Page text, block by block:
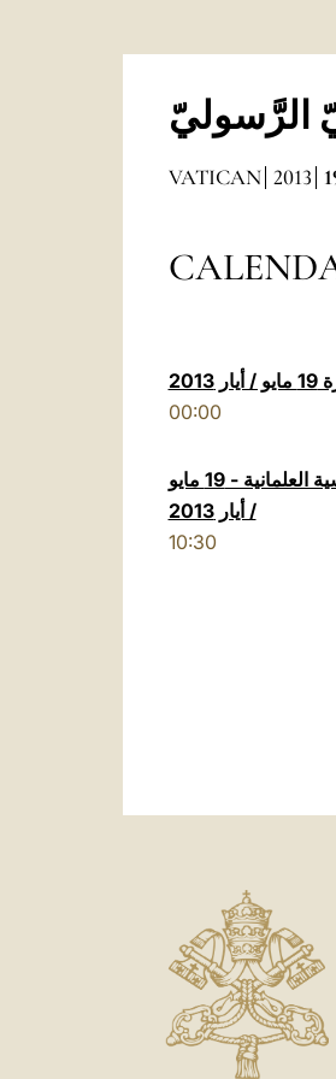
الرَّسوليّ
VATICAN 2013
00:00
عيد العنصرة - القداس الإلهي مع الحركات والجمعيات الكنسية العلمانية - 19 مايو
/ أيار 2013
10:30